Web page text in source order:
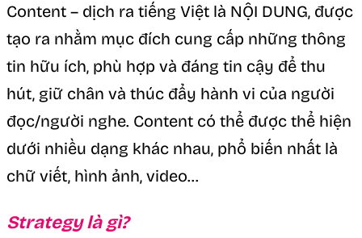
Content – dịch ra tiếng Việt là NỘI DUNG, được
tạo ra nhằm mục đích cung cấp những thông
tin hữu ích, phù hợp và đáng tin cậy để thu
hút, giữ chân và thúc đẩy hành vi của người
đọc/người nghe. Content có thể được thể hiện
dưới nhiều dạng khác nhau, phổ biến nhất là
chữ viết, hình ảnh, video…
Strategy là gì?